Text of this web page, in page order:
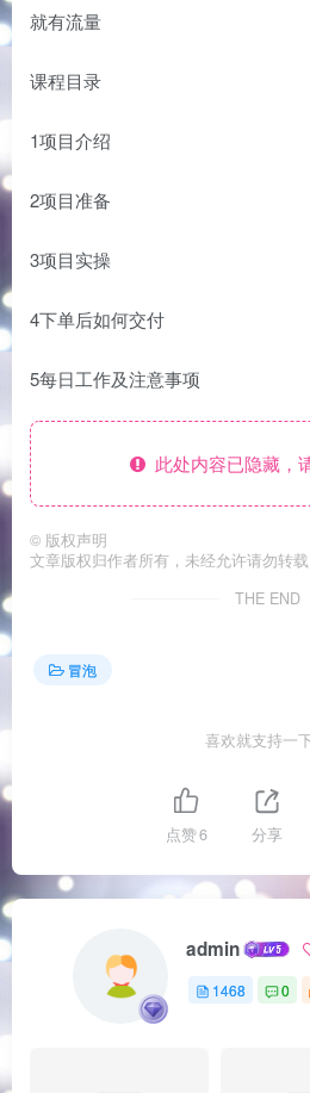
就有流量
课程目录
1项目介绍
2项目准备
3项目实操
4下单后如何交付
5每日工作及注意事项
此处内容已隐藏，
© 版权声明
文章版权归作者所有，未经允许请勿转载
THE END
冒泡
喜欢就支持一
点赞6 分享
admin
1468 0